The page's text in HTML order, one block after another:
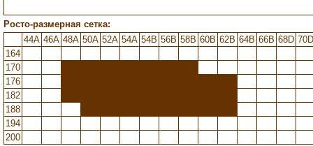
Росто-размерная сетка:
44A 46A 48A 50A 52A 54A 54B 56B 58B 60B 62B 64B 66B 68D 70D
164
170
176
182
188
194
200